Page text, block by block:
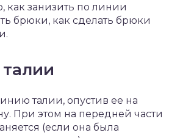
как занизить по линии
брюки, как сделать брюки
талии, опустив ее на
При этом на передней части
(если она была